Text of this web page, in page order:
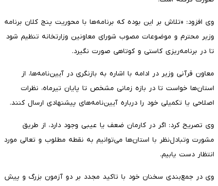
وی افزود: «تلاش بر این بوده که برنامه‌ها با محوریت پنج کلان برنامه
وزیر محترم و موضوعات مصوب شورای معاونین وزارتخانه تنظیم شود
تا در برنامه‌ریزی کاستی و کوتاهی صورت نگیرد.
معاون قرآنی وزیر در ادامه با اشاره به بازنگری در آیین‌نامه‌ها، از
استان‌ها خواست تا در بازه زمانی مشخص تا پایان تیرماه، نظرات
اصلاحی یا تکمیلی خود را درباره آیین‌نامه‌های پیشنهادی ارسال کنند.
وی تصریح کرد: اگر در کارمان ضعف یا عیبی وجود دارد، از طریق
مشورت وتبادل‌نظر با استان‌ها می‌توانیم به نقطه مطلوب و تعالی مورد
انتظار دست یابیم.
وی در جمع‌بندی سخنان خود با تاکید مجدد بر دو آزمون بزرگ و پیش